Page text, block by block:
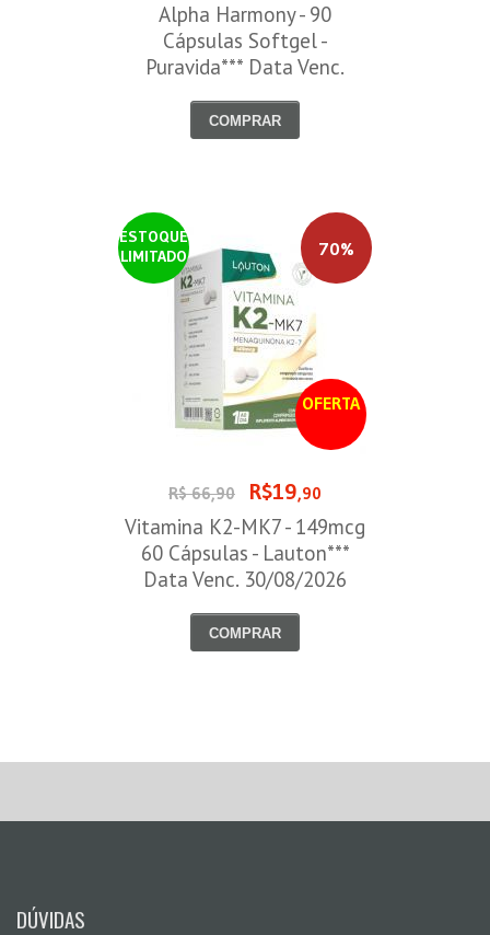
Alpha Harmony - 90
Cápsulas Softgel -
Puravida*** Data Venc.
COMPRAR
ESTOQUE
LIMITADO
OFERTA
70%
R$ 66,90 R$19,90
Vitamina K2-MK7 - 149mcg
60 Cápsulas - Lauton***
Data Venc. 30/08/2026
COMPRAR
DÚVIDAS